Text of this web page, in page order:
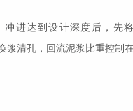
冲进达到设计深度后，先
浆清孔，回流泥浆比重控制